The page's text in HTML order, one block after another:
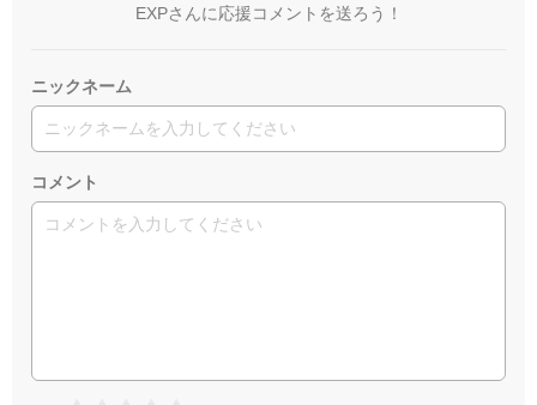
EXPさんに応援コメントを送ろう！
ニックネーム
コメント